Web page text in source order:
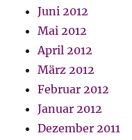
Juni 2012
Mai 2012
April 2012
März 2012
Februar 2012
Januar 2012
Dezember 2011